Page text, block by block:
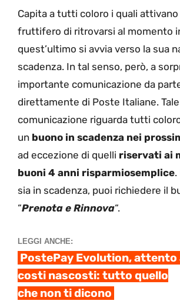
Capita a tutti coloro i quali
fruttifero di ritrovarsi al momento
quest’ultimo si avvia verso la sua
scadenza. In tal senso, però, a
importante comunicazione da
direttamente di Poste Italiane. Tale
comunicazione riguarda tutti
un buono in scadenza nei
ad eccezione di quelli riservati ai
buoni 4 anni risparmiosemplice.
sia in scadenza, puoi richiedere il
“Prenota e Rinnova“.
LEGGI ANCHE:
PostePay Evolution, attento
costi nascosti: tutto quello
che non ti dicono